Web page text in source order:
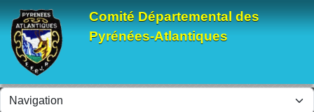
Comité Départemental des
Pyrénées-Atlantiques
Panneau de gestion des cookies